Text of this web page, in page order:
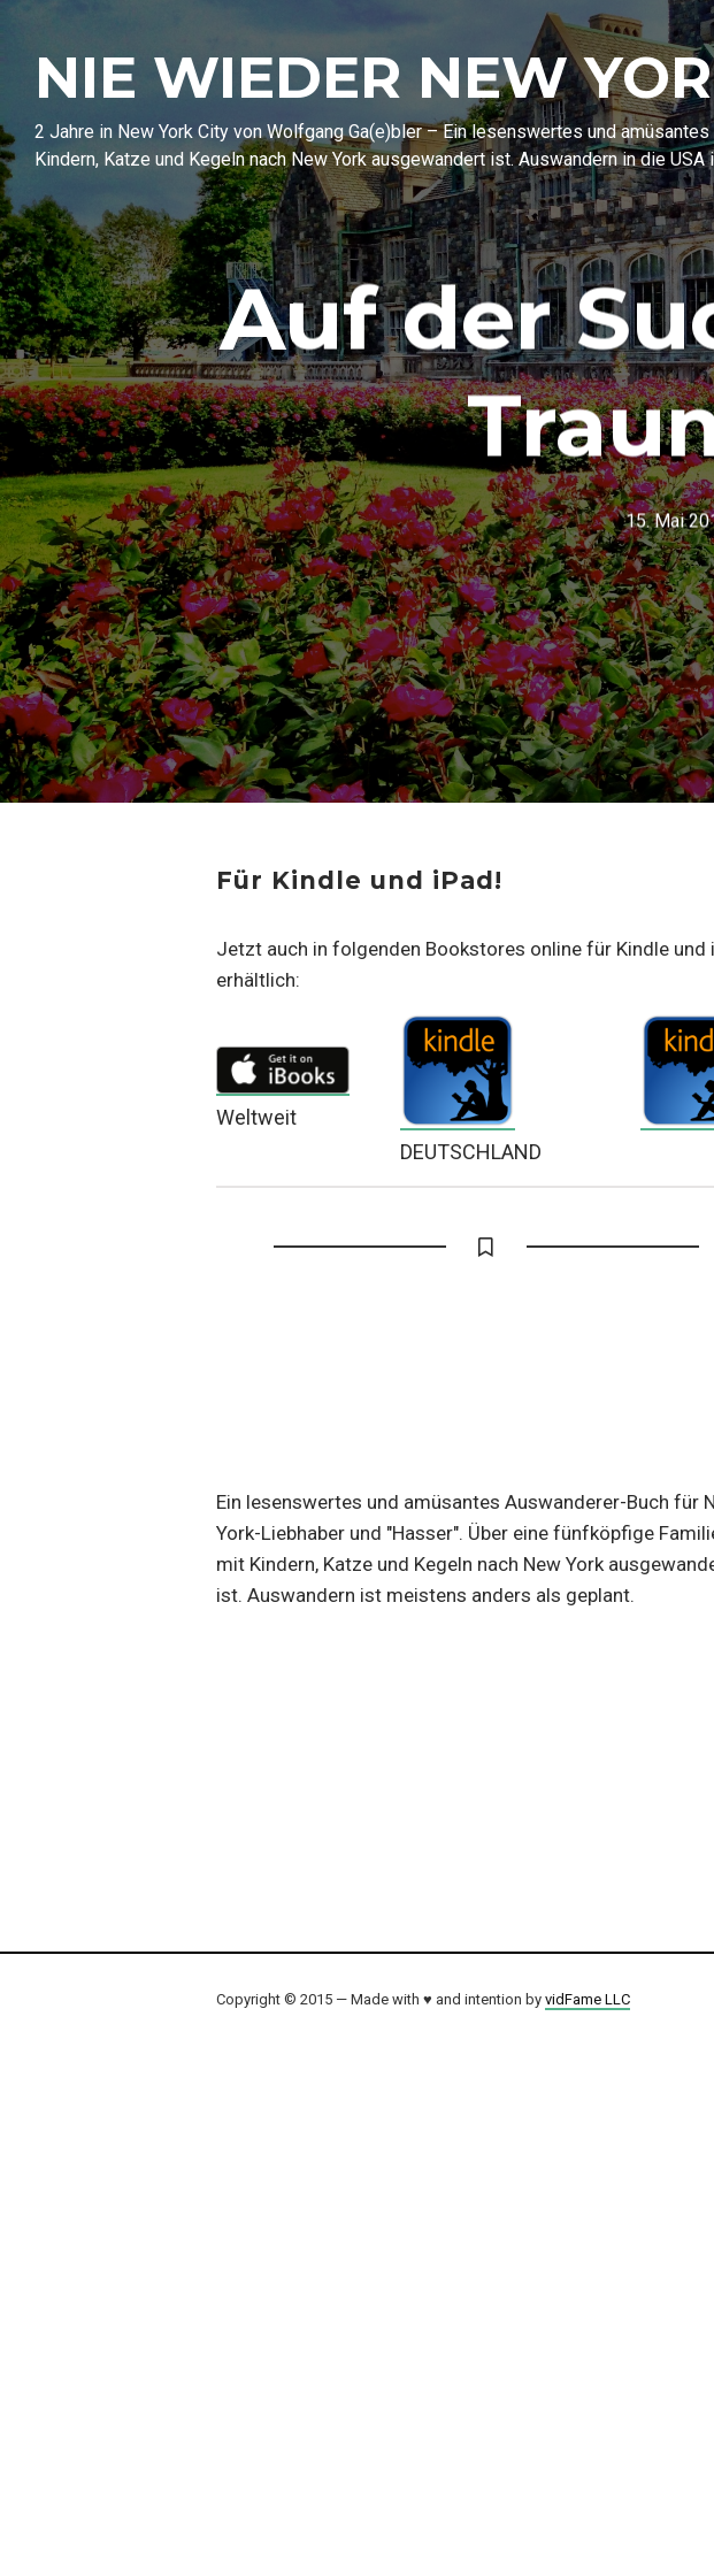
NIE WIEDER NEW
2 Jahre in New York City von Wolfgang Ga(e)bler – Ein lesenswertes und
Kindern, Katze und Kegeln nach New York ausgewandert ist. Auswandern in die
Auf der
15. Mai
Für Kindle und iPad!
Jetzt auch in folgenden Bookstores online für Kindle und
erhältlich:
Weltweit
DEUTSCHLAND
Ein lesenswertes und amüsantes Auswanderer-Buch für
York-Liebhaber und "Hasser". Über eine fünfköpfige
mit Kindern, Katze und Kegeln nach New York
ist. Auswandern ist meistens anders als geplant.
Copyright © 2015 — Made with ♥ and intention by vidFame LLC